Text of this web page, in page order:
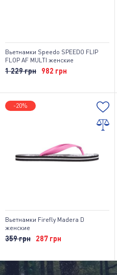
Вьетнамки Speedo SPEEDO FLIP
FLOP AF MULTI женские
1 229 грн 982 грн
-20%
Вьетнамки Firefly Madera D
женские
359 грн 287 грн